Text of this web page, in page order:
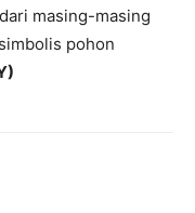
masing-masing
pohon